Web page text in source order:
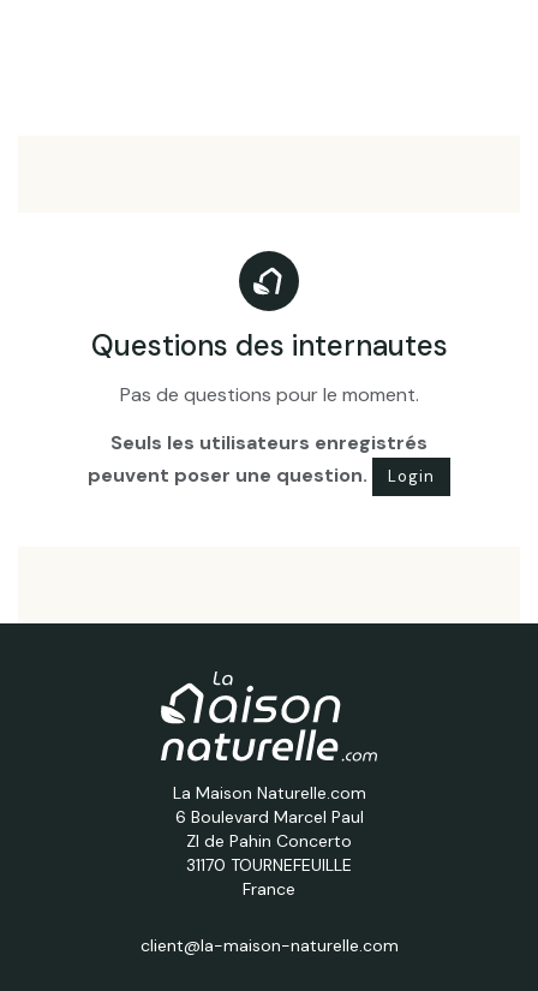
Questions des internautes
Pas de questions pour le moment.
Seuls les utilisateurs enregistrés
peuvent poser une question.
Login
La Maison Naturelle.com
6 Boulevard Marcel Paul
ZI de Pahin Concerto
31170 TOURNEFEUILLE
France
client@la-maison-naturelle.com